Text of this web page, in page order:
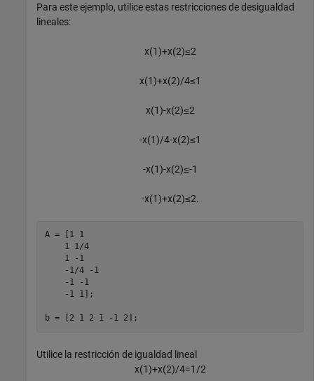
Para este ejemplo, utilice estas restricciones de desigualdad
lineales:
x(1)+x(2)≤2
x(1)+x(2)/4≤1
x(1)-x(2)≤2
-x(1)/4-x(2)≤1
-x(1)-x(2)≤-1
-x(1)+x(2)≤2.
A = [1 1
    1 1/4
    1 -1
    -1/4 -1
    -1 -1
    -1 1];
b = [2 1 2 1 -1 2];
Utilice la restricción de igualdad lineal
x(1)+x(2)/4=1 /2